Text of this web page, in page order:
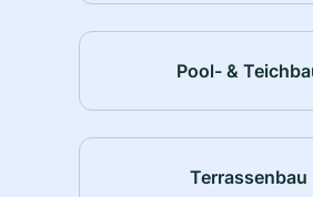
Pool- &
Terrassenbau